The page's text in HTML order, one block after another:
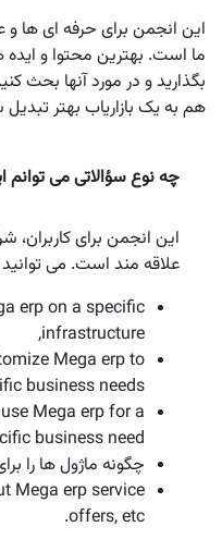
این انجمن برای حرفه ای ها
ما است. بهترین محتوا و ایده
بگذارید و در مورد آنها بحث
هم به یک بازاریاب بهتر
چه نوع سؤالاتی می توانم
این انجمن برای کاربران،
علاقه مند است. می توانید
erp on a specific
infrastructure,
Mega erp to
business needs,
Mega erp for a
business need,
چگونه ماژول ها را
Mega erp service
offers, etc.